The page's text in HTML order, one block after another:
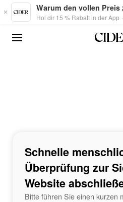
Skip to main content
Warum den vollen Preis
Hol dir 15 % Rabatt in der App
Schnelle
Überprüfung zur
Website
Bitte führen Sie einen kurzen